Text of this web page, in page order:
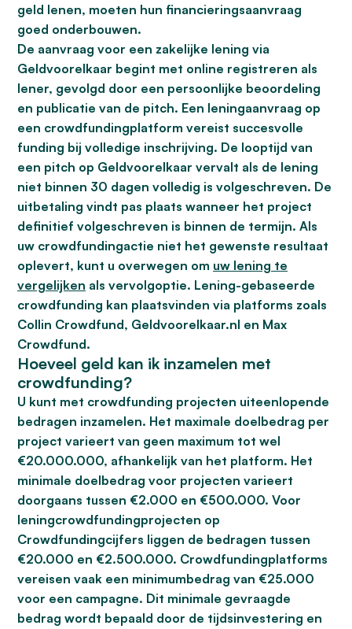
geld lenen, moeten hun financieringsaanvraag
goed onderbouwen.
De aanvraag voor een zakelijke lening via
Geldvoorelkaar begint met online registreren als
lener, gevolgd door een persoonlijke beoordeling
en publicatie van de pitch. Een leningaanvraag op
een crowdfundingplatform vereist succesvolle
funding bij volledige inschrijving. De looptijd van
een pitch op Geldvoorelkaar vervalt als de lening
niet binnen 30 dagen volledig is volgeschreven. De
uitbetaling vindt pas plaats wanneer het project
definitief volgeschreven is binnen de termijn. Als
uw crowdfundingactie niet het gewenste resultaat
oplevert, kunt u overwegen om uw lening te
vergelijken als vervolgoptie. Lening-gebaseerde
crowdfunding kan plaatsvinden via platforms zoals
Collin Crowdfund, Geldvoorelkaar.nl en Max
Crowdfund.
Hoeveel geld kan ik inzamelen met
crowdfunding?
U kunt met crowdfunding projecten uiteenlopende
bedragen inzamelen. Het maximale doelbedrag per
project varieert van geen maximum tot wel
€20.000.000, afhankelijk van het platform. Het
minimale doelbedrag voor projecten varieert
doorgaans tussen €2.000 en €500.000. Voor
leningcrowdfundingprojecten op
Crowdfundingcijfers liggen de bedragen tussen
€20.000 en €2.500.000. Crowdfundingplatforms
vereisen vaak een minimumbedrag van €25.000
voor een campagne. Dit minimale gevraagde
bedrag wordt bepaald door de tijdsinvestering en